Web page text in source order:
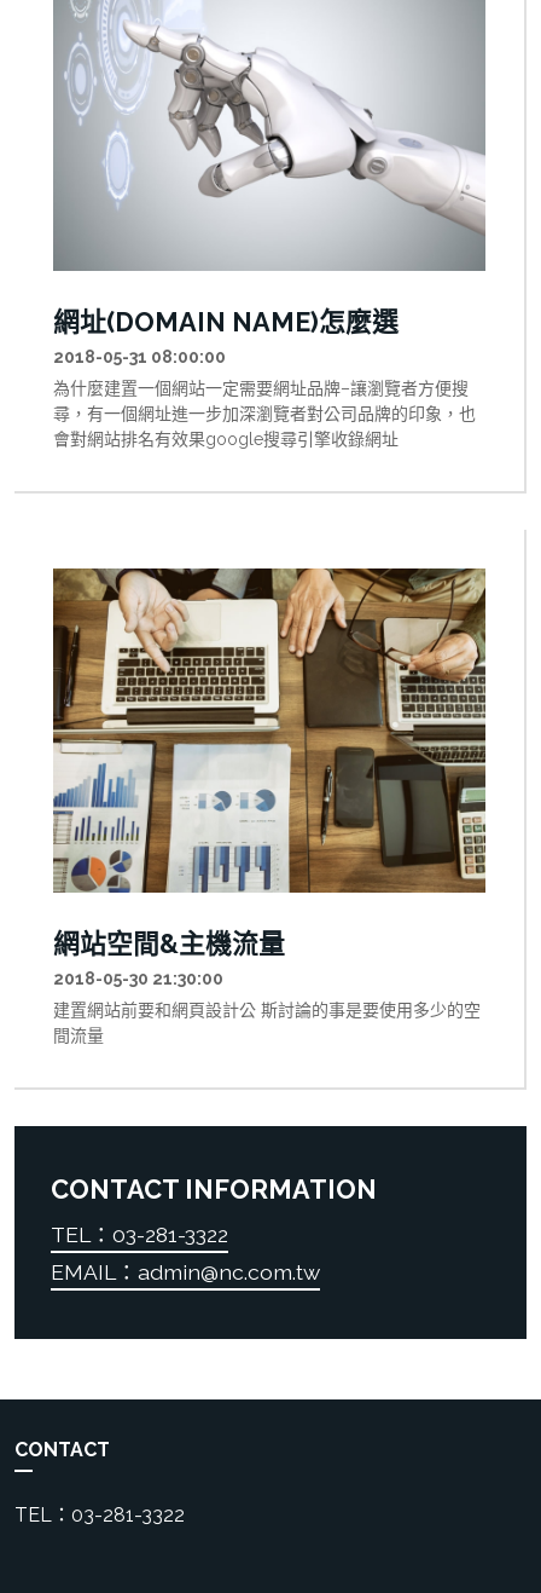
網址(DOMAIN NAME)怎麼選
2018-05-31 08:00:00
為什麼建置一個網站一定需要網址品牌–讓瀏覽者方便搜
尋，有一個網址進一步加深瀏覽者對公司品牌的印象，也
會對網站排名有效果google搜尋引擎收錄網址
網站空間&主機流量
2018-05-30 21:30:00
建置網站前要和網頁設計公 斯討論的事是要使用多少的空
間流量
CONTACT INFORMATION
TEL：03-281-3322
EMAIL：admin@nc.com.tw
CONTACT
TEL：03-281-3322